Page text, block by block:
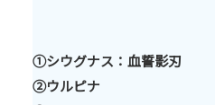
①シウグナス：血誓影刃
②ウルピナ